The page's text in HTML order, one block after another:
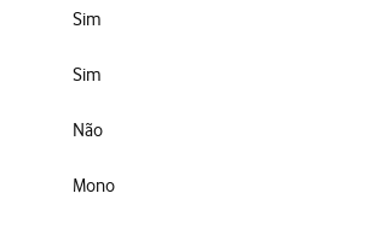
Sim
Sim
Não
Mono